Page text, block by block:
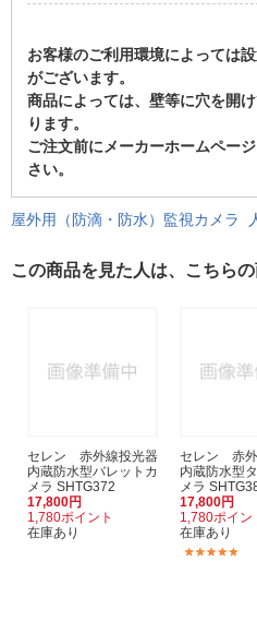
お客様のご利用環境によっては
がございます。
商品によっては、壁等に穴を開
ります。
ご注文前にメーカーホームペー
さい。
屋外用（防滴・防水）監視カメラ
この商品を見た人は、こちら
セレン 赤外線投光器
内蔵防水型バレットカ
メラ SHTG372
17,800円
1,780ポイント
在庫あり
セレン 赤
内蔵防水型
メラ
17,800円
1,780ポイン
在庫あり